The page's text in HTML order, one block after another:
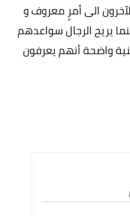
الى أمرٍ معروف و
يريح الرجال سواعدهم
واضحة أنهم يعرفون